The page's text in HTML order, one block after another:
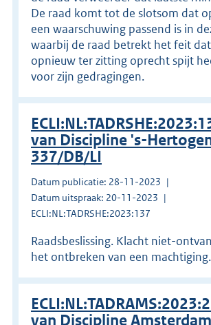
De raad komt tot de slotsom dat
een waarschuwing passend is in
waarbij de raad betrekt het feit
opnieuw ter zitting oprecht spijt
voor zijn gedragingen.
van Discipline 's-
337/DB/LI
Datum publicatie: 28-11-2023
Datum uitspraak: 20-11-2023
ECLI:NL:TADRSHE:2023:137
Raadsbeslissing. Klacht niet-
het ontbreken van een machtiging.
van Discipline